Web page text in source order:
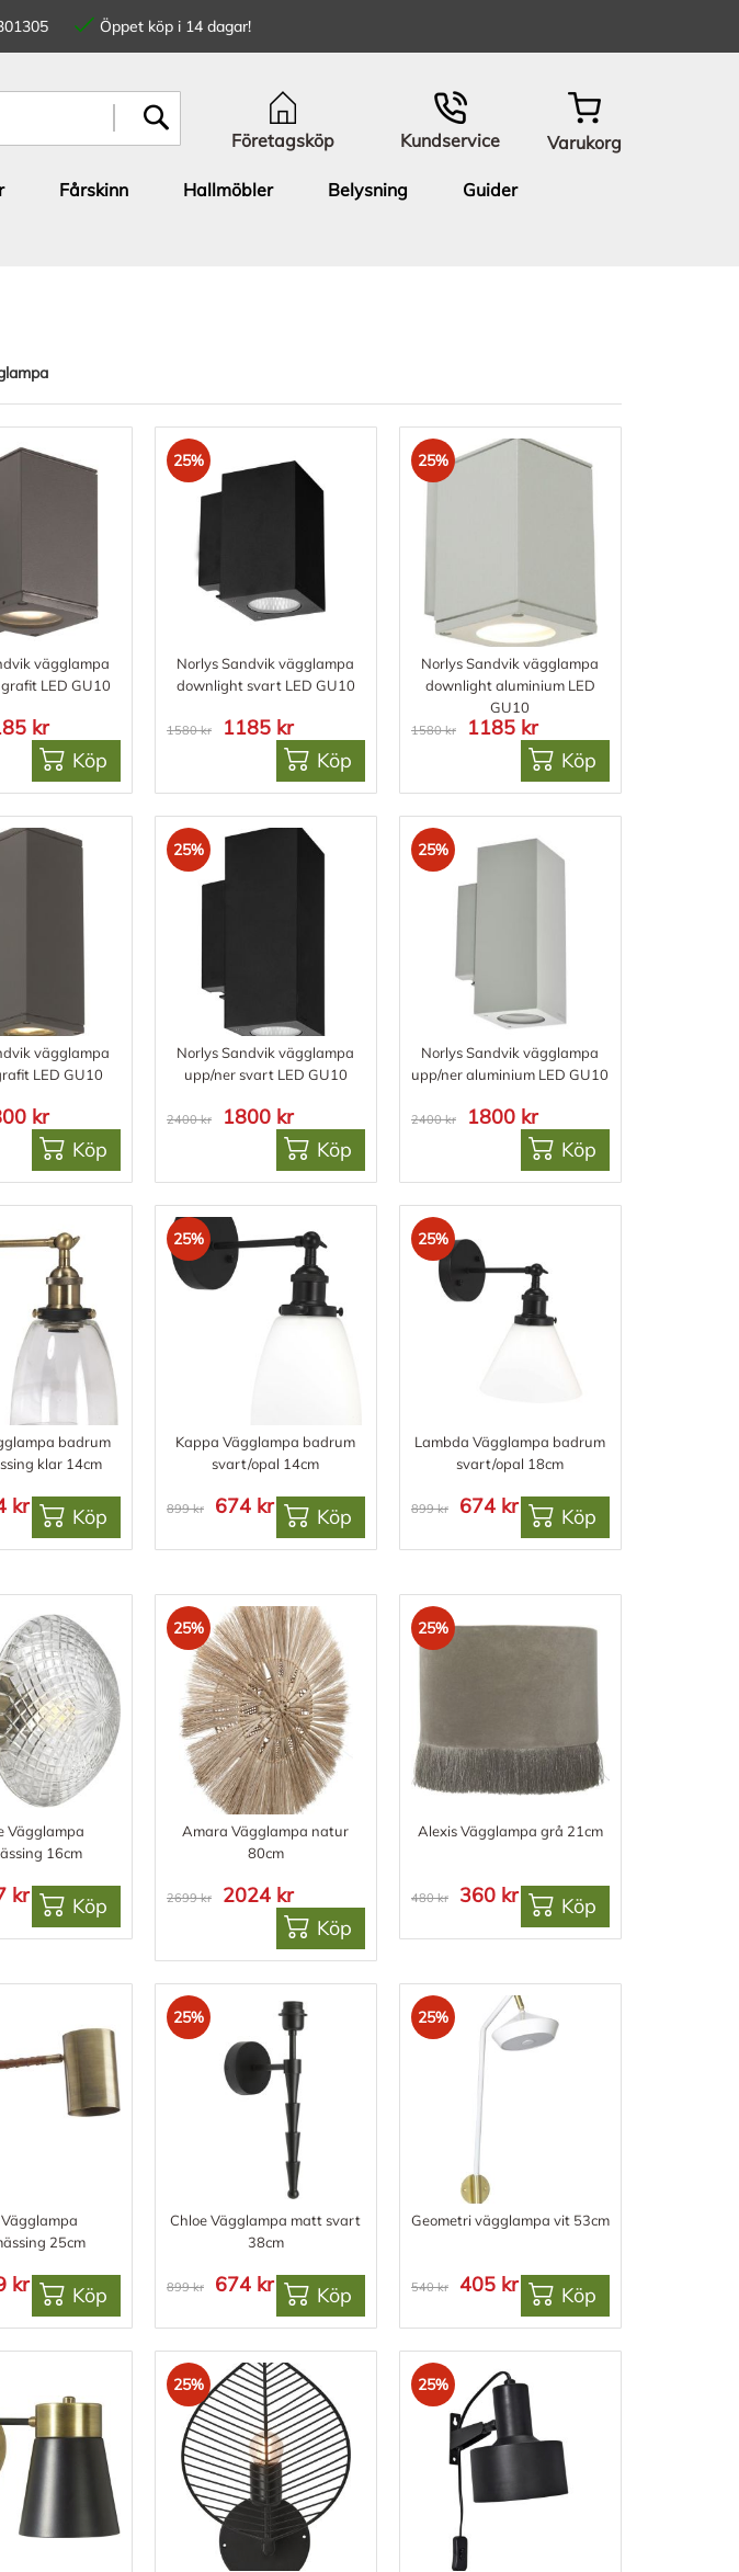
Öppet köp i 14 dagar!
Företagsköp Kundservice Varukorg
Fårskinn Hallmöbler Belysning
Guider
vägglampa
LED GU10
kr
Köp
25%
Norlys Sandvik vägglampa
downlight svart LED GU10
1580 kr
1185 kr
Köp
25%
Norlys Sandvik vägglampa
downlight aluminium LED
GU10
1580 kr
1185 kr
Köp
vägglampa
LED GU10
kr
Köp
25%
Norlys Sandvik vägglampa
upp/ner svart LED GU10
2400 kr
1800 kr
Köp
25%
Norlys Sandvik vägglampa
upp/ner aluminium LED GU10
2400 kr
1800 kr
Köp
badrum
klar 14cm
kr Köp
25%
Kappa Vägglampa badrum
svart/opal 14cm
899 kr 674 kr Köp
25%
Lambda Vägglampa badrum
svart/opal 18cm
899 kr 674 kr Köp
Vägglampa
16cm
kr Köp
25%
Amara Vägglampa natur
80cm
2699 kr
2024 kr
Köp
25%
Alexis Vägglampa grå 21cm
480 kr 360 kr Köp
25cm
kr Köp
25%
Chloe Vägglampa matt svart
38cm
899 kr 674 kr Köp
25%
Geometri vägglampa vit 53cm
540 kr 405 kr Köp
25% 25%